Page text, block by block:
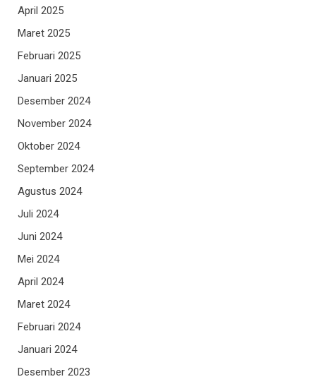
April 2025
Maret 2025
Februari 2025
Januari 2025
Desember 2024
November 2024
Oktober 2024
September 2024
Agustus 2024
Juli 2024
Juni 2024
Mei 2024
April 2024
Maret 2024
Februari 2024
Januari 2024
Desember 2023